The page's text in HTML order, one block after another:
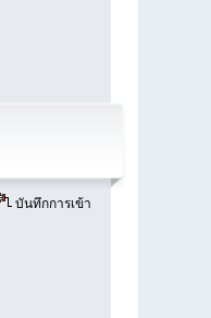
บันทึกการเข้า